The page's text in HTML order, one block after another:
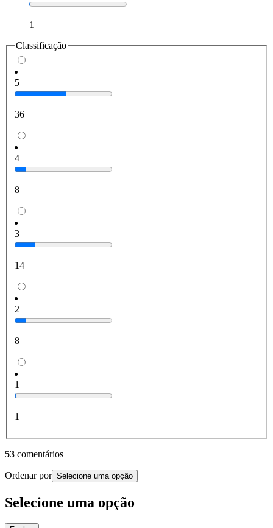
1
Classificação
5
36
4
8
3
14
2
8
1
1
53 comentários
Ordenar por Selecione uma opção
Selecione uma opção